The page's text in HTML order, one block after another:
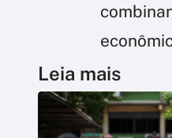
Leia mais